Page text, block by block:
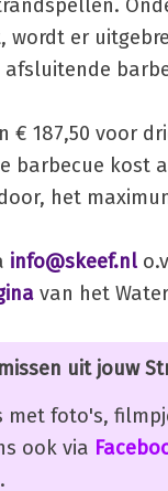
wordt er
afsluitende
€ 187,50 voor
barbecue kost
het
info@skeef.nl
van het
uit jouw
met foto's,
ook via